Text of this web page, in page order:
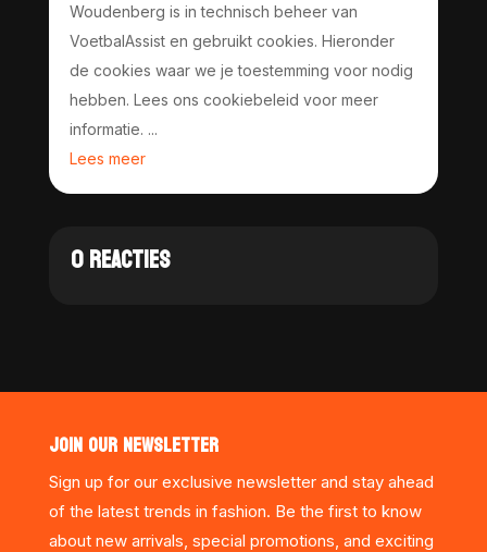
Woudenberg is in technisch beheer van
VoetbalAssist en gebruikt cookies. Hieronder
de cookies waar we je toestemming voor nodig
hebben. Lees ons cookiebeleid voor meer
informatie. ...
Lees meer
0 REACTIES
JOIN OUR NEWSLETTER
Sign up for our exclusive newsletter and stay ahead
of the latest trends in fashion. Be the first to know
about new arrivals, special promotions, and exciting